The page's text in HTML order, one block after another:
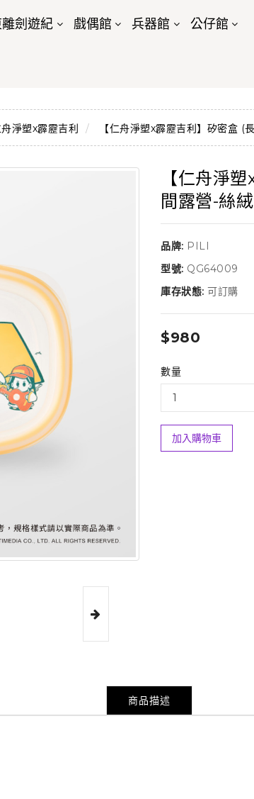
劍遊紀 戲偶館 兵器館 公仔館
淨塑x霹靂吉利 【仁舟淨塑x霹靂吉利】矽密盒
【仁舟淨
間露營-絲
品牌: PILI
型號: QG64009
庫存狀態: 可訂購
$980
數量
加入購物車
商品描述